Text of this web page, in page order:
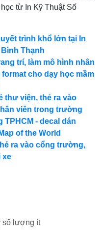
từ In Kỹ Thuật Số
trình khổ lớn tại In
Bình Thạnh
trí, làm mô hình nhân
cho dạy học mầm
thư viện, thẻ ra vào
viên trong trường
TPHCM - decal dán
of the World
ra vào cổng trường,
xe
số lượng ít